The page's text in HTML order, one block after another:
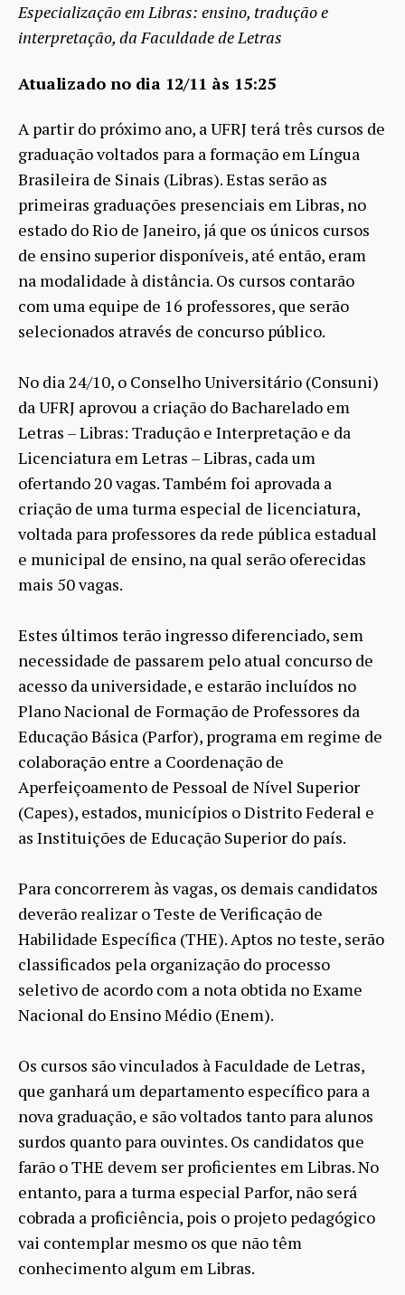
Especialização em Libras: ensino, tradução e
interpretação, da Faculdade de Letras
Atualizado no dia 12/11 às 15:25
A partir do próximo ano, a UFRJ terá três cursos de
graduação voltados para a formação em Língua
Brasileira de Sinais (Libras). Estas serão as
primeiras graduações presenciais em Libras, no
estado do Rio de Janeiro, já que os únicos cursos
de ensino superior disponíveis, até então, eram
na modalidade à distância. Os cursos contarão
com uma equipe de 16 professores, que serão
selecionados através de concurso público.
No dia 24/10, o Conselho Universitário (Consuni)
da UFRJ aprovou a criação do Bacharelado em
Letras – Libras: Tradução e Interpretação e da
Licenciatura em Letras – Libras, cada um
ofertando 20 vagas. Também foi aprovada a
criação de uma turma especial de licenciatura,
voltada para professores da rede pública estadual
e municipal de ensino, na qual serão oferecidas
mais 50 vagas.
Estes últimos terão ingresso diferenciado, sem
necessidade de passarem pelo atual concurso de
acesso da universidade, e estarão incluídos no
Plano Nacional de Formação de Professores da
Educação Básica (Parfor), programa em regime de
colaboração entre a Coordenação de
Aperfeiçoamento de Pessoal de Nível Superior
(Capes), estados, municípios o Distrito Federal e
as Instituições de Educação Superior do país.
Para concorrerem às vagas, os demais candidatos
deverão realizar o Teste de Verificação de
Habilidade Específica (THE). Aptos no teste, serão
classificados pela organização do processo
seletivo de acordo com a nota obtida no Exame
Nacional do Ensino Médio (Enem).
Os cursos são vinculados à Faculdade de Letras,
que ganhará um departamento específico para a
nova graduação, e são voltados tanto para alunos
surdos quanto para ouvintes. Os candidatos que
farão o THE devem ser proficientes em Libras. No
entanto, para a turma especial Parfor, não será
cobrada a proficiência, pois o projeto pedagógico
vai contemplar mesmo os que não têm
conhecimento algum em Libras.